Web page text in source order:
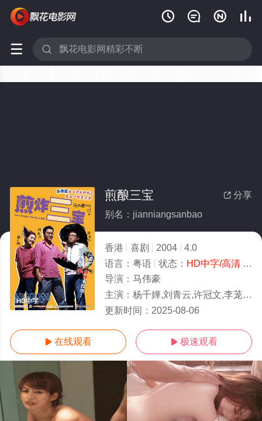
   
 
HD中字
 分享
煎酿三宝
别名：jianniangsanbao
香港 喜剧 2004
4.0
语言： 粤语 状态： HD中字/高清- 免费在线观看
导演： 马伟豪
主演： 杨千嬅,刘青云,许冠文,李茏怡,许绍雄
更新时间： 2025-08-06
 在线观看  极速观看